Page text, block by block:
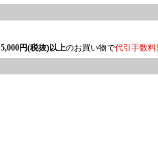
5,000円(税抜)以上のお買い物で代引手数料